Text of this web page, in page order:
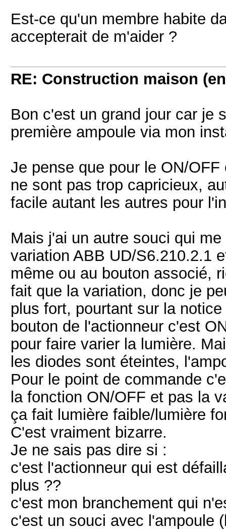
Est-ce qu'un membre habite
accepterait de m'aider ?
RE: Construction maison
Bon c'est un grand jour car je
première ampoule via mon
Je pense que pour le ON/
ne sont pas trop capricieux,
facile autant les autres pour
Mais j'ai un autre souci qui
variation ABB UD/S6.210.2.1
même ou au bouton associé,
fait que la variation, donc je
plus fort, pourtant sur la
bouton de l'actionneur c'est
pour faire varier la lumière.
les diodes sont éteintes,
Pour le point de commande
la fonction ON/OFF et pas la
ça fait lumière faible/lumière
C'est vraiment bizarre.
Je ne sais pas dire si :
c'est l'actionneur qui est
plus ??
c'est mon branchement qui
c'est un souci avec l'ampoule